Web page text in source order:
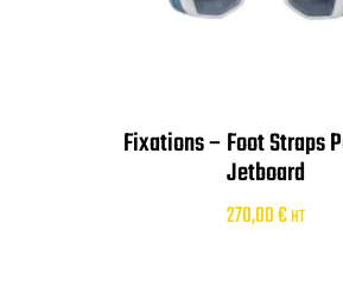
Fixations – Foot Straps
Jetboard
270,00€HT